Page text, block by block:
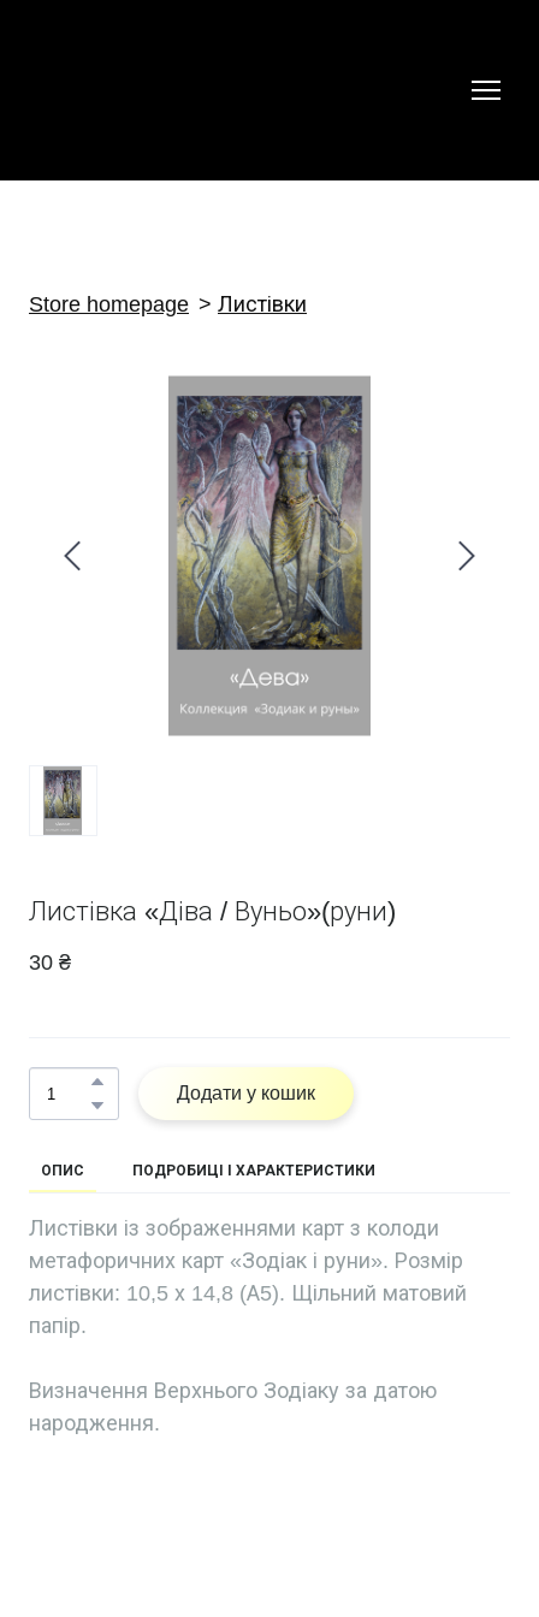
Store homepage Листівки
Листівка «Діва / Вуньо»(руни)
30 ₴
Додати у кошик
ОПИС ПОДРОБИЦІ І ХАРАКТЕРИСТИКИ
Листівки із зображеннями карт з колоди
метафоричних карт «Зодіак і руни». Розмір
листівки: 10,5 х 14,8 (А5). Щільний матовий
папір.
Визначення Верхнього Зодіаку за датою
народження.